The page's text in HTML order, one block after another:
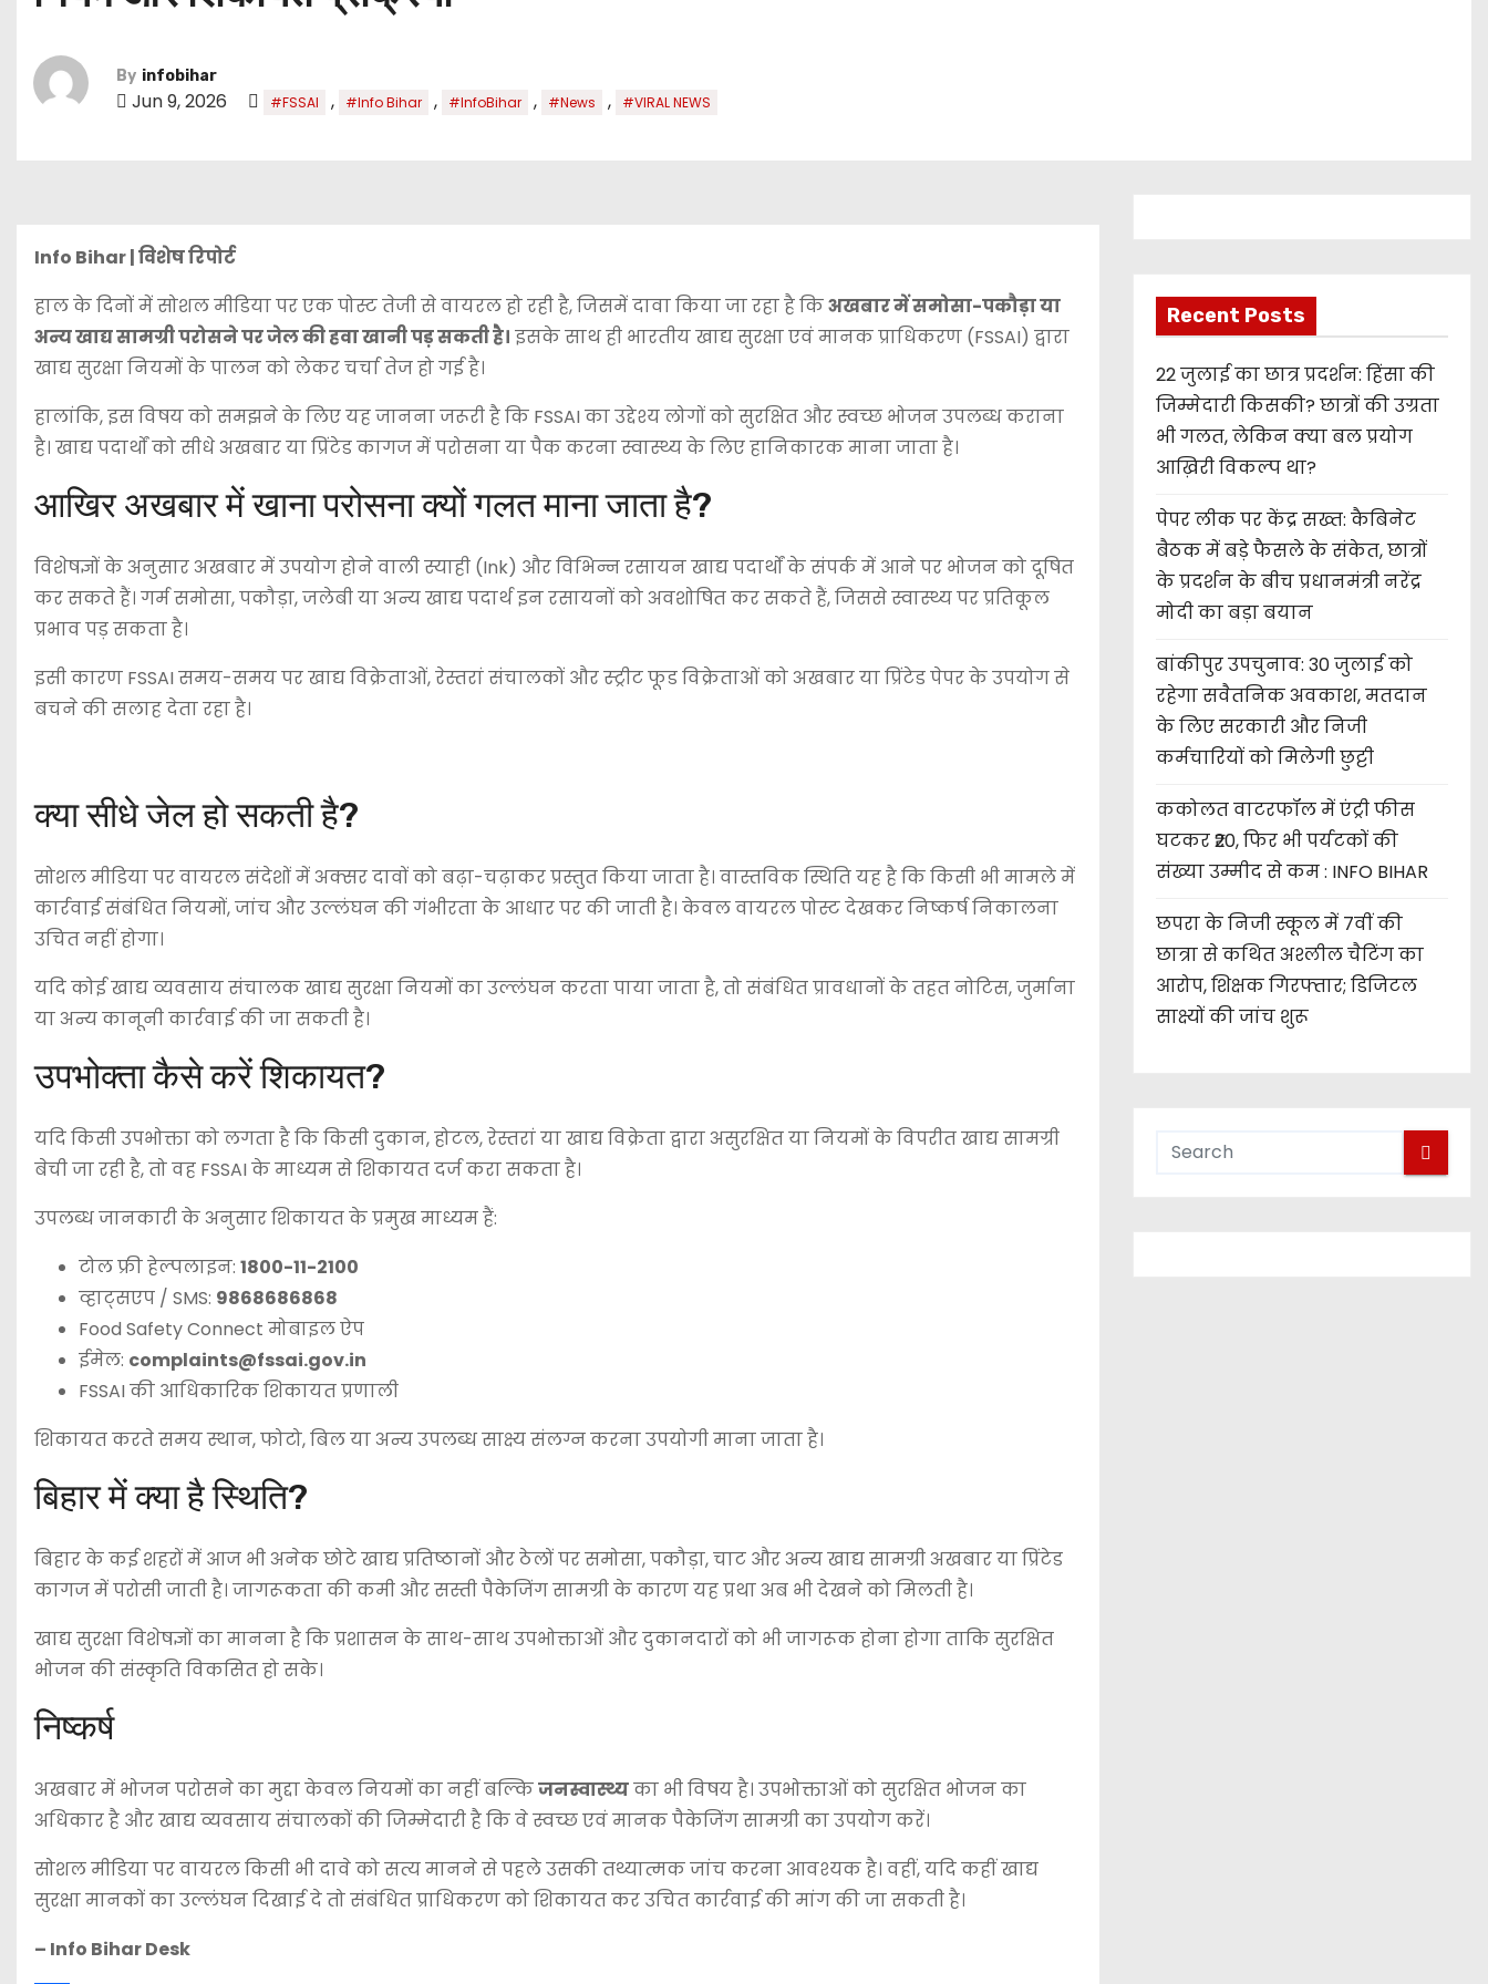
By infobihar
Jun 9, 2026 #FSSAI , #Info Bihar , #InfoBihar , #News , #VIRAL NEWS
Info Bihar | विशेष रिपोर्ट
हाल के दिनों में सोशल मीडिया पर एक पोस्ट तेजी से वायरल हो रही है, जिसमें दावा किया जा रहा है किअखबार में समोसा-पकौड़ा या
अन्य खाद्य सामग्री परोसने पर जेल की हवा खानी पड़ सकती है। इसके साथ ही भारतीय खाद्य सुरक्षा एवं मानक प्राधिकरण (FSSAI) द्वारा
खाद्य सुरक्षा नियमों के पालन को लेकर चर्चा तेज हो गई है।
हालांकि, इस विषय को समझने के लिए यह जानना जरूरी है कि FSSAI का उद्देश्य लोगों को सुरक्षित और स्वच्छ भोजन उपलब्ध कराना
है। खाद्य पदार्थों को सीधे अखबार या प्रिंटेड कागज में परोसना या पैक करना स्वास्थ्य के लिए हानिकारक माना जाता है।
आखिर अखबार में खाना परोसना क्यों गलत माना जाता है?
विशेषज्ञों के अनुसार अखबार में उपयोग होने वाली स्याही (Ink) और विभिन्न रसायन खाद्य पदार्थों के संपर्क में आने पर भोजन को दूषित
कर सकते हैं। गर्म समोसा, पकौड़ा, जलेबी या अन्य खाद्य पदार्थ इन रसायनों को अवशोषित कर सकते हैं, जिससे स्वास्थ्य पर प्रतिकूल
प्रभाव पड़ सकता है।
इसी कारण FSSAI समय-समय पर खाद्य विक्रेताओं, रेस्तरां संचालकों और स्ट्रीट फूड विक्रेताओं को अखबार या प्रिंटेड पेपर के उपयोग से
बचने की सलाह देता रहा है।
क्या सीधे जेल हो सकती है?
सोशल मीडिया पर वायरल संदेशों में अक्सर दावों को बढ़ा-चढ़ाकर प्रस्तुत किया जाता है। वास्तविक स्थिति यह है कि किसी भी मामले में
कार्रवाई संबंधित नियमों, जांच और उल्लंघन की गंभीरता के आधार पर की जाती है। केवल वायरल पोस्ट देखकर निष्कर्ष निकालना
उचित नहीं होगा।
यदि कोई खाद्य व्यवसाय संचालक खाद्य सुरक्षा नियमों का उल्लंघन करता पाया जाता है, तो संबंधित प्रावधानों के तहत नोटिस, जुर्माना
या अन्य कानूनी कार्रवाई की जा सकती है।
उपभोक्ता कैसे करें शिकायत?
यदि किसी उपभोक्ता को लगता है कि किसी दुकान, होटल, रेस्तरां या खाद्य विक्रेता द्वारा असुरक्षित या नियमों के विपरीत खाद्य सामग्री
बेची जा रही है, तो वह FSSAI के माध्यम से शिकायत दर्ज करा सकता है।
उपलब्ध जानकारी के अनुसार शिकायत के प्रमुख माध्यम हैं:
टोल फ्री हेल्पलाइन: 1800-11-2100
व्हाट्सएप / SMS: 9868686868
Food Safety Connect मोबाइल ऐप
ईमेल: complaints@fssai.gov.in
FSSAI की आधिकारिक शिकायत प्रणाली
शिकायत करते समय स्थान, फोटो, बिल या अन्य उपलब्ध साक्ष्य संलग्न करना उपयोगी माना जाता है।
बिहार में क्या है स्थिति?
बिहार के कई शहरों में आज भी अनेक छोटे खाद्य प्रतिष्ठानों और ठेलों पर समोसा, पकौड़ा, चाट और अन्य खाद्य सामग्री अखबार या प्रिंटेड
कागज में परोसी जाती है। जागरूकता की कमी और सस्ती पैकेजिंग सामग्री के कारण यह प्रथा अब भी देखने को मिलती है।
खाद्य सुरक्षा विशेषज्ञों का मानना है कि प्रशासन के साथ-साथ उपभोक्ताओं और दुकानदारों को भी जागरूक होना होगा ताकि सुरक्षित
भोजन की संस्कृति विकसित हो सके।
निष्कर्ष
अखबार में भोजन परोसने का मुद्दा केवल नियमों का नहीं बल्किजनस्वास्थ्यका भी विषय है। उपभोक्ताओं को सुरक्षित भोजन का
अधिकार है और खाद्य व्यवसाय संचालकों की जिम्मेदारी है कि वे स्वच्छ एवं मानक पैकेजिंग सामग्री का उपयोग करें।
सोशल मीडिया पर वायरल किसी भी दावे को सत्य मानने से पहले उसकी तथ्यात्मक जांच करना आवश्यक है। वहीं, यदि कहीं खाद्य
सुरक्षा मानकों का उल्लंघन दिखाई दे तो संबंधित प्राधिकरण को शिकायत कर उचित कार्रवाई की मांग की जा सकती है।
– Info Bihar Desk
Recent Posts
22 जुलाई का छात्र प्रदर्शन: हिंसा की
जिम्मेदारी किसकी? छात्रों की उग्रता
भी गलत, लेकिन क्या बल प्रयोग
आख़िरी विकल्प था?
पेपर लीक पर केंद्र सख्त: कैबिनेट
बैठक में बड़े फैसले के संकेत, छात्रों
के प्रदर्शन के बीच प्रधानमंत्री नरेंद्र
मोदी का बड़ा बयान
बांकीपुर उपचुनाव: 30 जुलाई को
रहेगा सवैतनिक अवकाश, मतदान
के लिए सरकारी और निजी
कर्मचारियों को मिलेगी छुट्टी
ककोलत वाटरफॉल में एंट्री फीस
घटकर ₹20, फिर भी पर्यटकों की
संख्या उम्मीद से कम : INFO BIHAR
छपरा के निजी स्कूल में 7वीं की
छात्रा से कथित अश्लील चैटिंग का
आरोप, शिक्षक गिरफ्तार; डिजिटल
साक्ष्यों की जांच शुरू